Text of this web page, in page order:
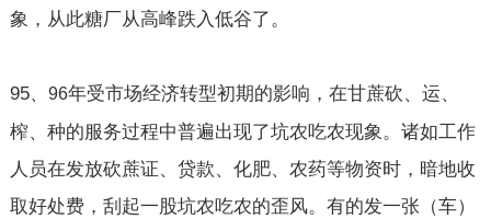
象，从此糖厂从高峰跌入低谷了。
95、 96年受市场经济转型初期的影响，在甘蔗砍、运、
榨、种的服务过程中普遍出现了坑农吃农现象。诸如工作
人员在发放砍蔗证、贷款、化肥、农药等物资时，暗地收
取好处费，刮起一股坑农吃农的歪风。有的发一张（车）